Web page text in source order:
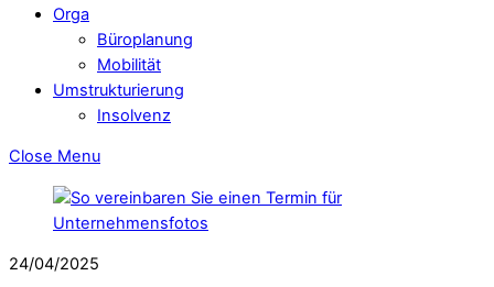
Orga
Büroplanung
Mobilität
Umstrukturierung
Insolvenz
Close Menu
24/04/2025